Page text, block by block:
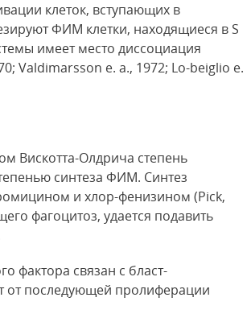
клеток, вступающих в
ФИМ клетки, находящиеся в S
имеет место диссоциация
Valdimarsson е. а., 1972; Lo-beiglio е.
Вискотта-Олдрича степень
синтеза ФИМ. Синтез
и хлор-фенизином (Pick,
фагоцитоз, удается подавить
фактора связан с бласт-
от последующей пролиферации